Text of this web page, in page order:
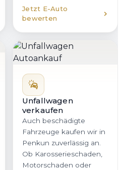
Jetzt E-Auto
bewerten
Unfallwagen
verkaufen
Auch beschädigte
Fahrzeuge kaufen wir in
Penkun zuverlässig an.
Ob Karosserieschaden,
Motorschaden oder